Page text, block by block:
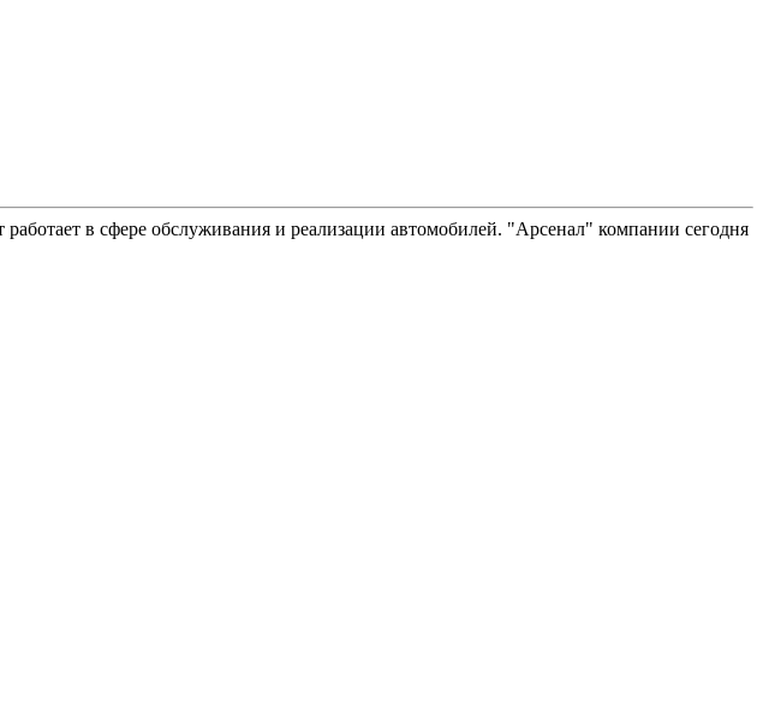
в сфере обслуживания и реализации автомобилей. "Арсенал" компании сегодня